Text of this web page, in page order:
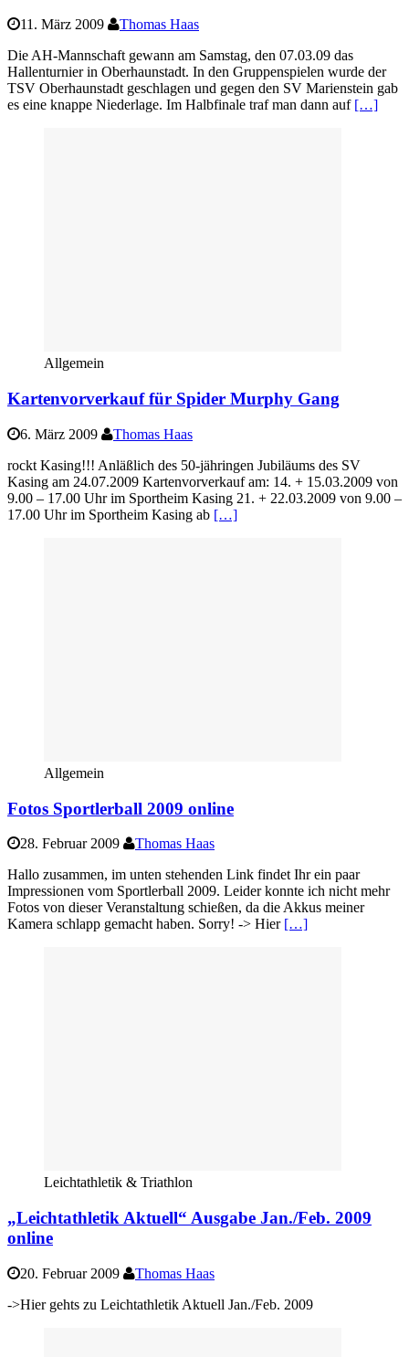
11. März 2009
Thomas Haas
Die AH-Mannschaft gewann am Samstag, den 07.03.09 das
Hallenturnier in Oberhaunstadt. In den Gruppenspielen wurde der
TSV Oberhaunstadt geschlagen und gegen den SV Marienstein gab
es eine knappe Niederlage. Im Halbfinale traf man dann auf […]
Allgemein
Kartenvorverkauf für Spider Murphy Gang
6. März 2009
Thomas Haas
rockt Kasing!!! Anläßlich des 50-jähringen Jubiläums des SV
Kasing am 24.07.2009 Kartenvorverkauf am: 14. + 15.03.2009 von
9.00 – 17.00 Uhr im Sportheim Kasing 21. + 22.03.2009 von 9.00 –
17.00 Uhr im Sportheim Kasing ab […]
Allgemein
Fotos Sportlerball 2009 online
28. Februar 2009
Thomas Haas
Hallo zusammen, im unten stehenden Link findet Ihr ein paar
Impressionen vom Sportlerball 2009. Leider konnte ich nicht mehr
Fotos von dieser Veranstaltung schießen, da die Akkus meiner
Kamera schlapp gemacht haben. Sorry! -> Hier […]
Leichtathletik & Triathlon
„Leichtathletik Aktuell“ Ausgabe Jan./Feb. 2009
online
20. Februar 2009
Thomas Haas
->Hier gehts zu Leichtathletik Aktuell Jan./Feb. 2009